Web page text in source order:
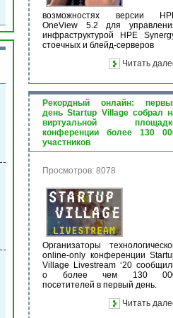
возможностях версии
OneView 5.2 для
инфраструктурой HPE
стоечных и блейд-серверов
Читать
Рекордный онлайн:
день Startup Village собрал
виртуальной
конференции более 130
участников
Просмотров: 8078
Организаторы
online-only конференции
Village Livestream ‘20
о более чем 130
посетителей в первый день.
Читать